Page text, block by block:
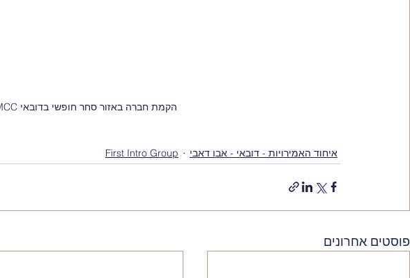
הקמת חברה באזור סחר חופשי בדובאי DMCC
איחוד האמירויות - דובאי - אבו דאבי First Intro Group
פוסטים אחרונים